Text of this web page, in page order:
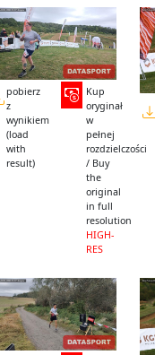
pobierz
z
wynikiem
(load
with
result)
Kup
oryginał
w
pełnej
rozdzielczości
/ Buy
the
original
in full
resolution
HIGH-
RES